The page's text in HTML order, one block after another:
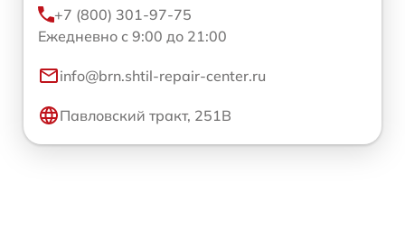
+7 (800) 301-97-75
Ежедневно с 9:00 до 21:00
info@brn.shtil-repair-center.ru
Павловский тракт, 251В